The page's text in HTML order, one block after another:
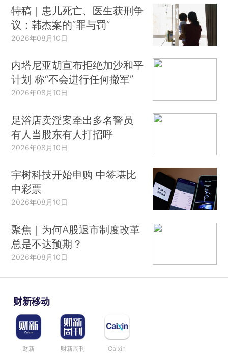
特稿｜患儿死亡、医生获刑争
议：韩杰案的“罪与罚”
2026年08月10日
内塔尼亚胡宣布拒绝加沙和平
计划 称“不会进行任何撤军”
2026年08月10日
足浴店卖淫案牵出多名警员
有人当股东有人打招呼
2026年08月10日
宇树科技开始申购 中签堪比
中彩票
2026年08月10日
聚焦｜为何A股退市制度改革
总是不达预期？
2026年08月10日
财新移动
财新 财新周刊 Caixin